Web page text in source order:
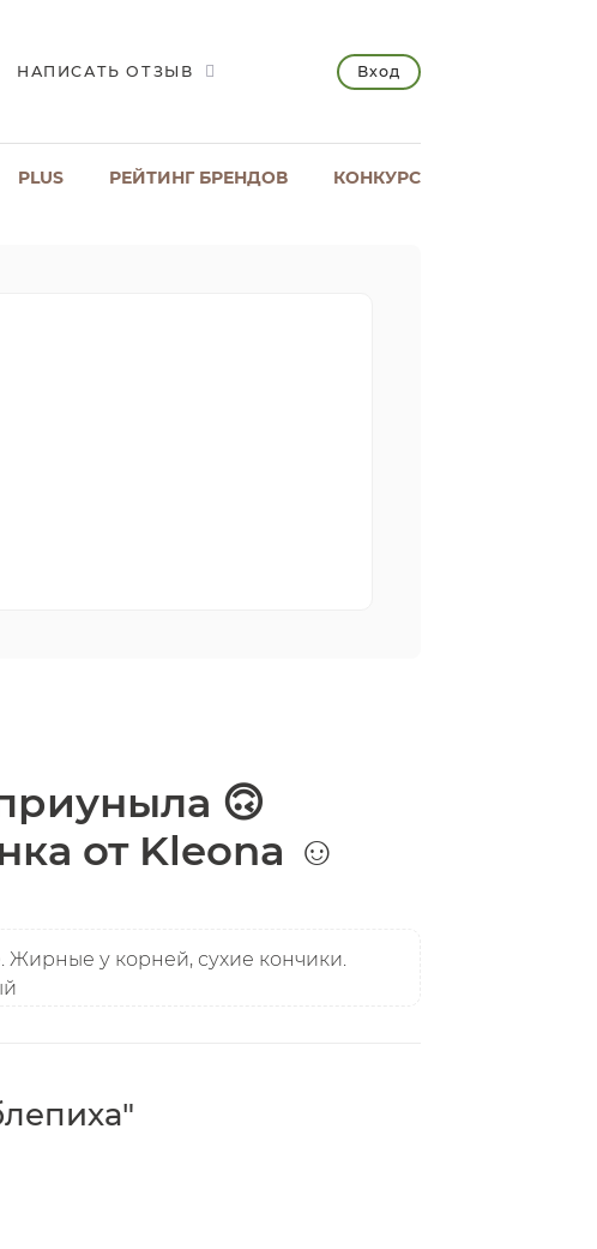
НАПИСАТЬ ОТЗЫВ Вход
PLUS РЕЙТИНГ БРЕНДОВ КОНКУРС
🙃
от Kleona ☺️
Жирные у корней, сухие кончики.